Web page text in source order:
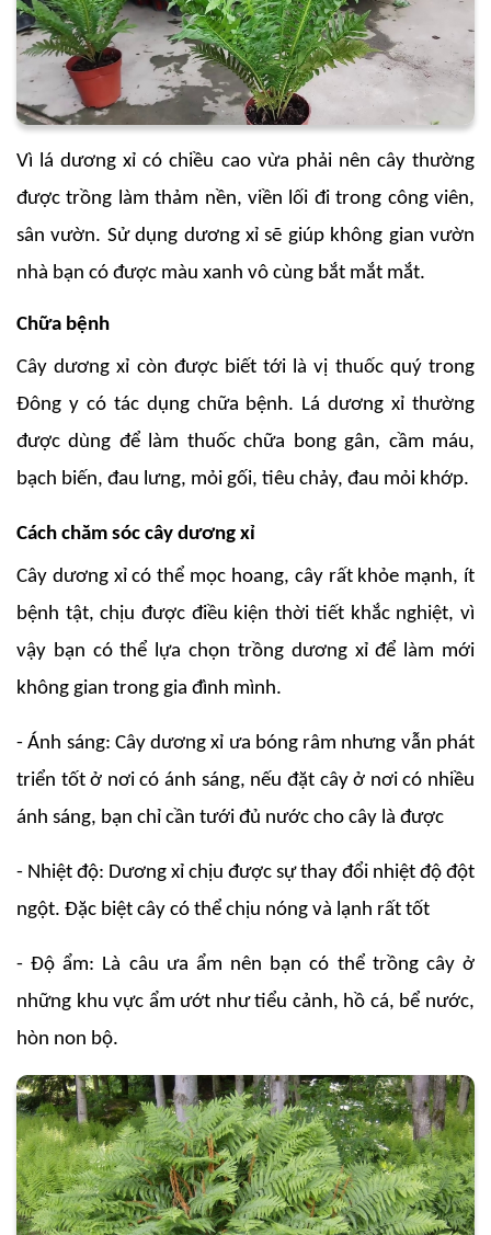
Vì lá dương xỉ có chiều cao vừa phải nên cây thường
được trồng làm thảm nền, viền lối đi trong công viên,
sân vườn. Sử dụng dương xỉ sẽ giúp không gian vườn
nhà bạn có được màu xanh vô cùng bắt mắt mắt.
Chữa bệnh
Cây dương xỉ còn được biết tới là vị thuốc quý trong
Đông y có tác dụng chữa bệnh. Lá dương xỉ thường
được dùng để làm thuốc chữa bong gân, cầm máu,
bạch biến, đau lưng, mỏi gối, tiêu chảy, đau mỏi khớp.
Cách chăm sóc cây dương xỉ
Cây dương xỉ có thể mọc hoang, cây rất khỏe mạnh, ít
bệnh tật, chịu được điều kiện thời tiết khắc nghiệt, vì
vậy bạn có thể lựa chọn trồng dương xỉ để làm mới
không gian trong gia đình mình.
- Ánh sáng: Cây dương xỉ ưa bóng râm nhưng vẫn phát
triển tốt ở nơi có ánh sáng, nếu đặt cây ở nơi có nhiều
ánh sáng, bạn chỉ cần tưới đủ nước cho cây là được
- Nhiệt độ: Dương xỉ chịu được sự thay đổi nhiệt độ đột
ngột. Đặc biệt cây có thể chịu nóng và lạnh rất tốt
- Độ ẩm: Là câu ưa ẩm nên bạn có thể trồng cây ở
những khu vực ẩm ướt như tiểu cảnh, hồ cá, bể nước,
hòn non bộ.